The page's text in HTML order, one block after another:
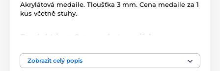
Akrylátová medaile. Tloušťka 3 mm. Cena medaile za 1
kus včetně stuhy.
Produkt je zařazen v kategoriích
Biliard MDA0020
Zobrazit celý popis